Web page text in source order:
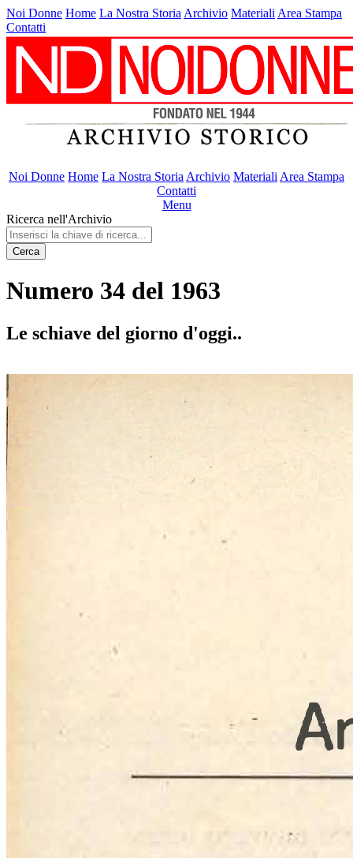
Noi Donne Home La Nostra Storia Archivio Materiali Area Stampa
Contatti
Noi Donne Home La Nostra Storia Archivio Materiali Area Stampa
Contatti
Menu
Ricerca nell'Archivio
Cerca
Numero 34 del 1963
Le schiave del giorno d'oggi..